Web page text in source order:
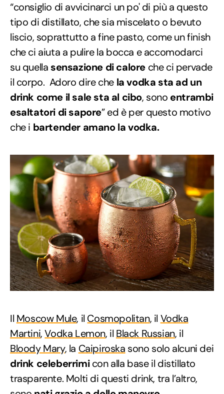
“consiglio di avvicinarci un po' di più a questo
tipo di distillato, che sia miscelato o bevuto
liscio, soprattutto a fine pasto, come un finish
che ci aiuta a pulire la bocca e accomodarci
su quella sensazione di calore che ci pervade
il corpo. Adoro dire che la vodka sta ad un
drink come il sale sta al cibo, sono entrambi
esaltatori di sapore” ed è per questo motivo
che i bartender amano la vodka.
Il Moscow Mule, il Cosmopolitan, il Vodka
Martini,Vodka Lemon, il Black Russian, il
Bloody Mary, la Caipiroska sono solo alcuni dei
drink celeberrimicon alla base il distillato
trasparente. Molti di questi drink, tra l’altro,